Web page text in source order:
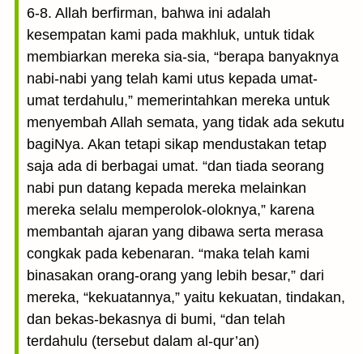
6-8. Allah berfirman, bahwa ini adalah
kesempatan kami pada makhluk, untuk tidak
membiarkan mereka sia-sia, “berapa banyaknya
nabi-nabi yang telah kami utus kepada umat-
umat terdahulu,” memerintahkan mereka untuk
menyembah Allah semata, yang tidak ada sekutu
bagiNya. Akan tetapi sikap mendustakan tetap
saja ada di berbagai umat. “dan tiada seorang
nabi pun datang kepada mereka melainkan
mereka selalu memperolok-oloknya,” karena
membantah ajaran yang dibawa serta merasa
congkak pada kebenaran. “maka telah kami
binasakan orang-orang yang lebih besar,” dari
mereka, “kekuatannya,” yaitu kekuatan, tindakan,
dan bekas-bekasnya di bumi, “dan telah
terdahulu (tersebut dalam al-qur’an)